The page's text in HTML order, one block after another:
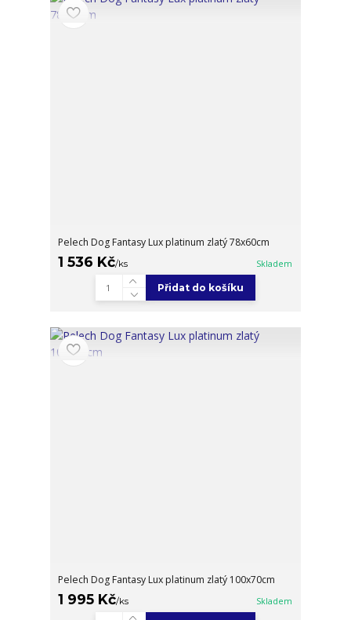
Pelech Dog Fantasy Lux platinum zlatý 78x60cm
1 536 Kč/ks Skladem
Přidat do košíku
Pelech Dog Fantasy Lux platinum zlatý 100x70cm
1 995 Kč/ks Skladem